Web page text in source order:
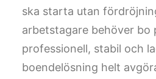
ska starta utan
arbetstagare behöver bo
professionell, stabil och
boendelösning helt